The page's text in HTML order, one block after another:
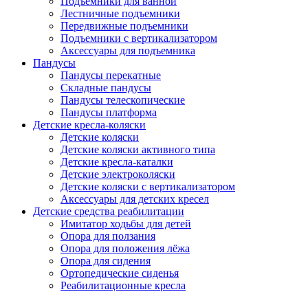
Лестничные подъемники
Передвижные подъемники
Подъемники с вертикализатором
Аксессуары для подъемника
Пандусы
Пандусы перекатные
Складные пандусы
Пандусы телескопические
Пандусы платформа
Детские кресла-коляски
Детские коляски
Детские коляски активного типа
Детские кресла-каталки
Детские электроколяски
Детские коляски с вертикализатором
Аксессуары для детских кресел
Детские средства реабилитации
Имитатор ходьбы для детей
Опора для ползания
Опора для положения лёжа
Опора для сидения
Ортопедические сиденья
Реабилитационные кресла